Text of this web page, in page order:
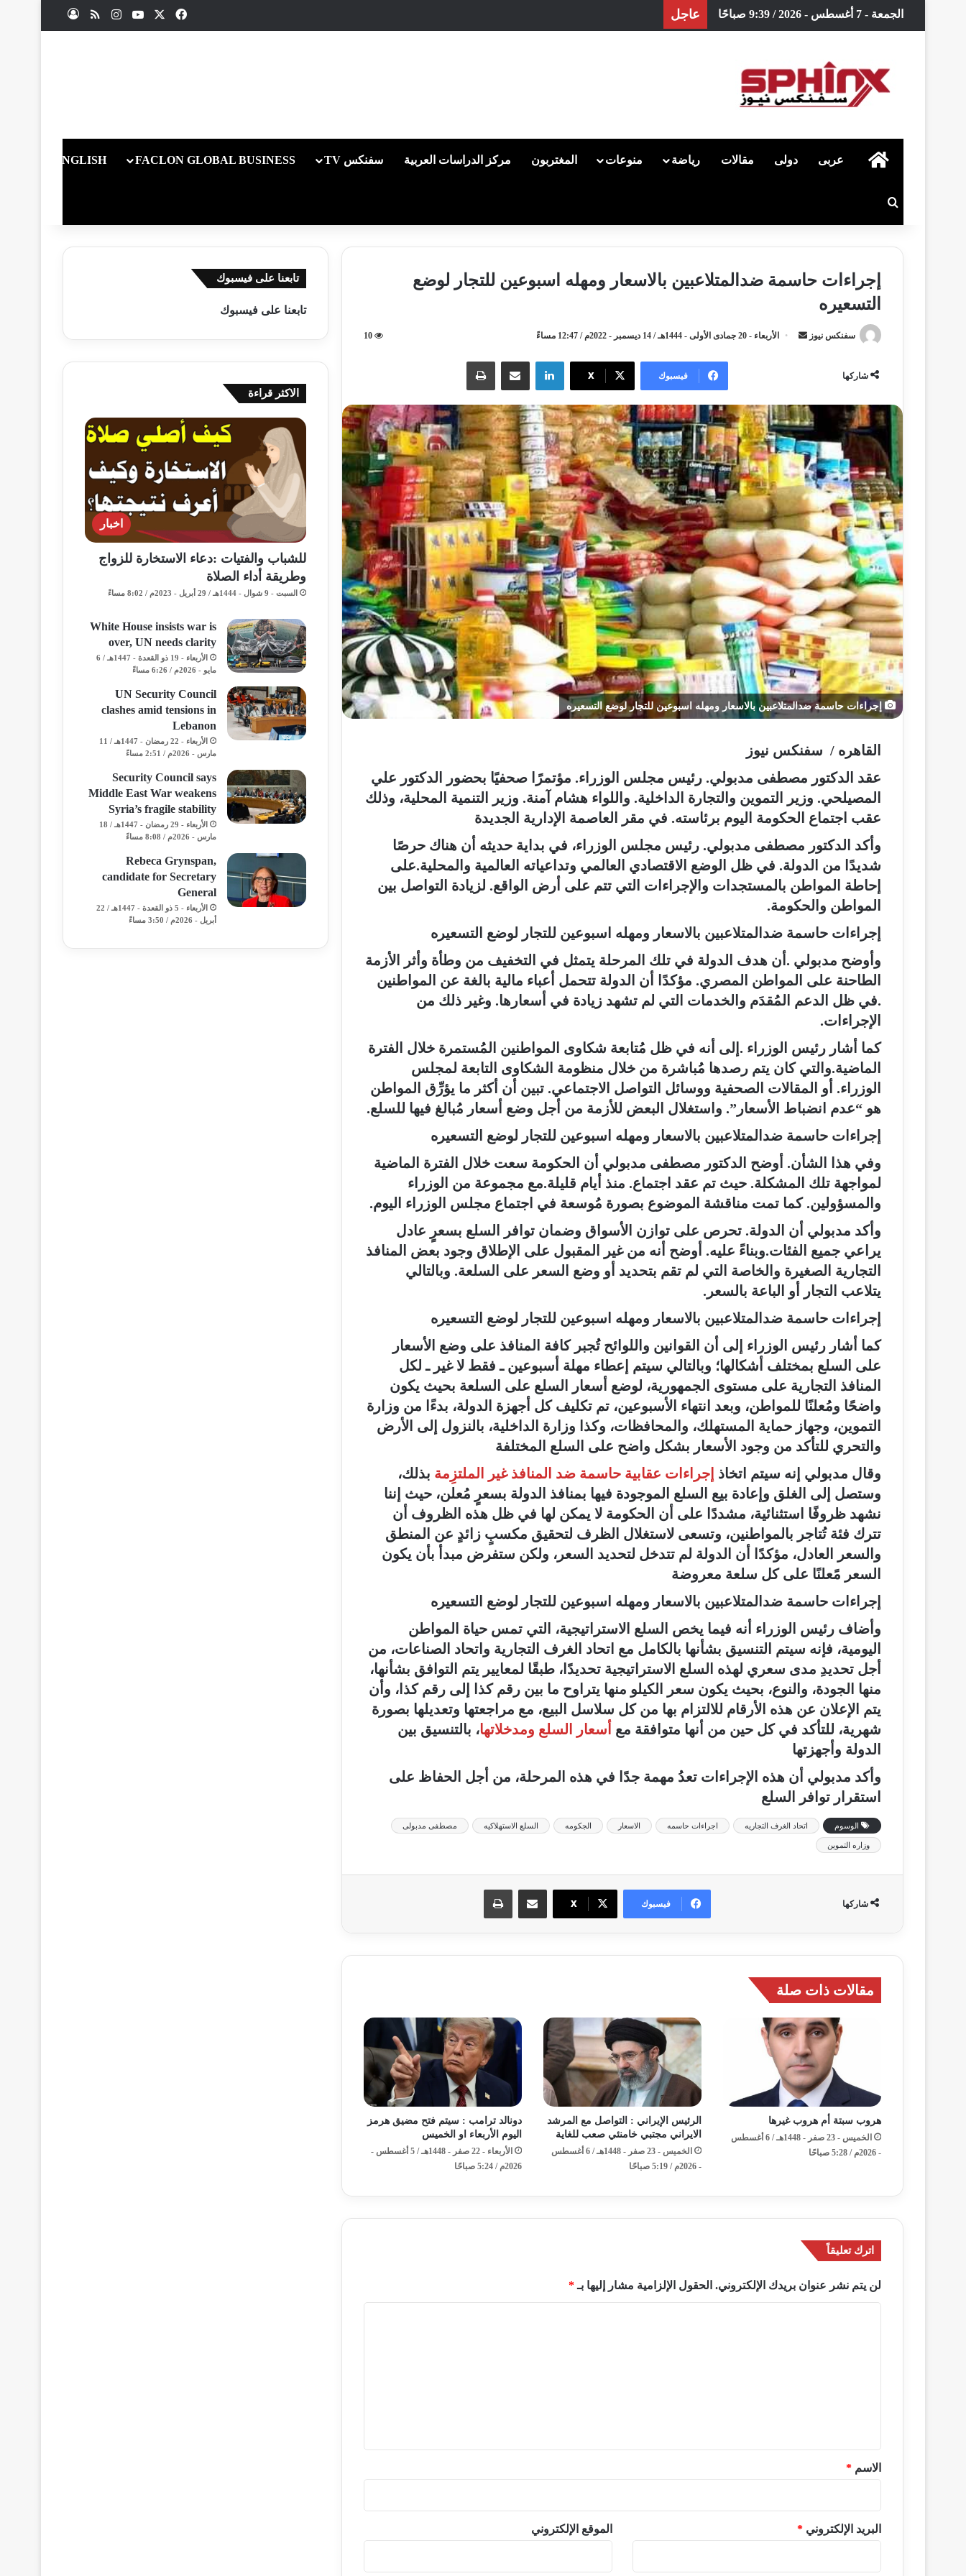
الجمعة - 7 أغسطس - 2026 / 9:39 صباحًا عاجل فيسبوك يوتيوبانستقرامملخص الموقع RSS
الرئيسية
عربى دولى مقالات رياضة منوعات المغتربون مركز الدراسات العربية سفنكس TV FACLON GLOBAL BUSINESS
ENGLISH
إجراءات حاسمة ضدالمتلاعبين بالاسعار ومهله اسبوعين للتجار لوضع
التسعيره
سفنكس نيوز
ب
ر
ي
د
ا
ل
ر
و
ي
ا
الأربعاء - 20 جمادى الأولى - 1444هـ / 14 ديسمبر - 2022م / 12:47 مساءً 10
شاركها فيسبوك X
لينكدإن مشاركة عبر البريد
إجراءات حاسمة ضدالمتلاعبين بالاسعار ومهله اسبوعين للتجار لوضع التسعيره
القاهره / سفنكس نيوز
عقد الدكتور مصطفى مدبولي. رئيس مجلس الوزراء. مؤتمرًا صحفيًا بحضور الدكتور علي
المصيلحي. وزير التموين والتجارة الداخلية. واللواء هشام آمنة. وزير التنمية المحلية، وذلك
عقب اجتماع الحكومة اليوم برئاسته. في مقر العاصمة الإدارية الجديدة
وأكد الدكتور مصطفى مدبولي. رئيس مجلس الوزراء، في بداية حديثه أن هناك حرصًا
شديدًا من الدولة. في ظل الوضع الاقتصادي العالمي وتداعياته العالمية والمحلية.على
إحاطة المواطن بالمستجدات والإجراءات التي تتم على أرض الواقع. لزيادة التواصل بين
المواطن والحكومة.
إجراءات حاسمة ضدالمتلاعبين بالاسعار ومهله اسبوعين للتجار لوضع التسعيره
وأوضح مدبولي .أن هدف الدولة في تلك المرحلة يتمثل في التخفيف من وطأة وأثر الأزمة
الطاحنة على المواطن المصري. مؤكدًا أن الدولة تتحمل أعباء مالية بالغة عن المواطنين
.في ظل الدعم المُقدَم والخدمات التي لم تشهد زيادة في أسعارها. وغير ذلك من
الإجراءات.
كما أشار رئيس الوزراء .إلى أنه في ظل مُتابعة شكاوى المواطنين المُستمرة خلال الفترة
الماضية.والتي كان يتم رصدها مُباشرة من خلال منظومة الشكاوى التابعة لمجلس
الوزراء. أو المقالات الصحفية ووسائل التواصل الاجتماعي. تبين أن أكثر ما يؤرِّق المواطن
هو “عدم انضباط الأسعار”. واستغلال البعض للأزمة من أجل وضع أسعار مُبالغ فيها للسلع.
إجراءات حاسمة ضدالمتلاعبين بالاسعار ومهله اسبوعين للتجار لوضع التسعيره
وفي هذا الشأن. أوضح الدكتور مصطفى مدبولي أن الحكومة سعت خلال الفترة الماضية
لمواجهة تلك المشكلة. حيث تم عقد اجتماع. منذ أيام قليلة.مع مجموعة من الوزراء
والمسؤولين. كما تمت مناقشة الموضوع بصورة مُوسعة في اجتماع مجلس الوزراء اليوم.
وأكد مدبولي أن الدولة. تحرص على توازن الأسواق وضمان توافر السلع بسعرٍ عادل
يراعي جميع الفئات.وبناءً عليه. أوضح أنه من غير المقبول على الإطلاق وجود بعض المنافذ
التجارية الصغيرة والخاصة التي لم تقم بتحديد أو وضع السعر على السلعة. وبالتالي
يتلاعب التجار أو الباعة بالسعر.
إجراءات حاسمة ضدالمتلاعبين بالاسعار ومهله اسبوعين للتجار لوضع التسعيره
كما أشار رئيس الوزراء إلى أن القوانين واللوائح تُجبر كافة المنافذ على وضع الأسعار
على السلع بمختلف أشكالها؛ وبالتالي سيتم إعطاء مهلة أسبوعين ـ فقط لا غير ـ لكل
المنافذ التجارية على مستوى الجمهورية، لوضع أسعار السلع على السلعة بحيث يكون
واضحًا ومُعلنًا للمواطن، وبعد انتهاء الأسبوعين، تم تكليف كل أجهزة الدولة، بدءًا من وزارة
التموين، وجهاز حماية المستهلك، والمحافظات، وكذا وزارة الداخلية، بالنزول إلى الأرض
والتحري للتأكد من وجود الأسعار بشكل واضح على السلع المختلفة
وقال مدبولي إنه سيتم اتخاذ إجراءات عقابية حاسمة ضد المنافذ غير الملتزِمة بذلك،
وستصل إلى الغلق وإعادة بيع السلع الموجودة فيها بمنافذ الدولة بسعرٍ مُعلن، حيث إننا
نشهد ظروفًا استثنائية، مشددًا على أن الحكومة لا يمكن لها في ظل هذه الظروف أن
تترك فئة تُتاجر بالمواطنين، وتسعى لاستغلال الظرف لتحقيق مكسبٍ زائدٍ عن المنطق
والسعر العادل، مؤكدًا أن الدولة لم تتدخل لتحديد السعر، ولكن ستفرض مبدأ بأن يكون
السعر مًعلنًا على كل سلعة معروضة
إجراءات حاسمة ضدالمتلاعبين بالاسعار ومهله اسبوعين للتجار لوضع التسعيره
وأضاف رئيس الوزراء أنه فيما يخص السلع الاستراتيجية، التي تمس حياة المواطن
اليومية، فإنه سيتم التنسيق بشأنها بالكامل مع اتحاد الغرف التجارية واتحاد الصناعات، من
أجل تحديدِ مدى سعري لهذه السلع الاستراتيجية تحديدًا، طبقًا لمعايير يتم التوافق بشأنها،
منها الجودة، والنوع، بحيث يكون سعر الكيلو منها يتراوح ما بين رقم كذا إلى رقم كذا، وأن
يتم الإعلان عن هذه الأرقام للالتزام بها من كل سلاسل البيع، مع مراجعتها وتعديلها بصورة
شهرية، للتأكد في كل حين من أنها متوافقة مع أسعار السلع ومدخلاتها، بالتنسيق بين
الدولة وأجهزتها
وأكد مدبولي أن هذه الإجراءات تعدُ مهمة جدًا في هذه المرحلة، من أجل الحفاظ على
استقرار توافر السلع
الوسوم اتحاد الغرف التجاريه اجراءات حاسمه الاسعار الجكومه السلع الاستهلاكيه مصطفى مدبولى
وزاره التموين
شاركها فيسبوك X
مشاركة عبر البريد
مقالات ذات صلة
هروب سبتة أم هروب غيرها
الخميس - 23 صفر - 1448هـ / 6 أغسطس
- 2026م / 5:28 صباحًا
الرئيس الإيراني : التواصل مع المرشد
الايراني مجتبي خامنئي صعب للغاية
الخميس - 23 صفر - 1448هـ / 6 أغسطس
- 2026م / 5:19 صباحًا
دونالد ترامب : سيتم فتح مضيق هرمز
اليوم الأربعاء او الخميس
الأربعاء - 22 صفر - 1448هـ / 5 أغسطس -
2026م / 5:24 صباحًا
اترك تعليقاً
لن يتم نشر عنوان بريدك الإلكتروني. الحقول الإلزامية مشار إليها بـ*
*الاسم *
البريد الإلكتروني * الموقع الإلكتروني
تابعنا على فيسبوك
تابعنا على فيسبوك
الاكثر قراءة
اخبار
للشباب والفتيات :دعاء الاستخارة للزواج
وطريقة أداء الصلاة
السبت - 9 شوال - 1444هـ / 29 أبريل - 2023م / 8:02 مساءً
White House insists war is
over, UN needs clarity
الأربعاء - 19 ذو القعدة - 1447هـ / 6
مايو - 2026م / 6:26 مساءً
UN Security Council
clashes amid tensions in
Lebanon
الأربعاء - 22 رمضان - 1447هـ / 11
مارس - 2026م / 2:51 مساءً
Security Council says
Middle East War weakens
Syria’s fragile stability
الأربعاء - 29 رمضان - 1447هـ / 18
مارس - 2026م / 8:08 مساءً
Rebeca Grynspan,
candidate for Secretary
General
الأربعاء - 5 ذو القعدة - 1447هـ / 22
أبريل - 2026م / 3:50 مساءً